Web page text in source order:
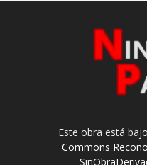
Este obra está
Commons